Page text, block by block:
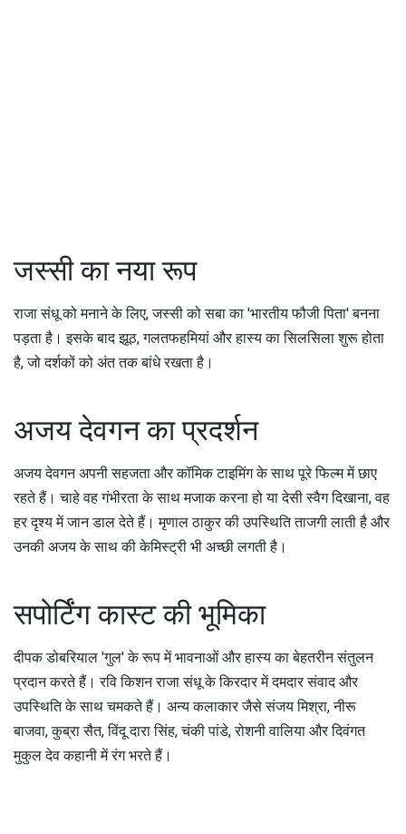
जस्सी का नया रूप
राजा संधू को मनाने के लिए, जस्सी को सबा का 'भारतीय फौजी पिता' बनना
पड़ता है। इसके बाद झूठ, गलतफहमियां और हास्य का सिलसिला शुरू होता
है, जो दर्शकों को अंत तक बांधे रखता है।
अजय देवगन का प्रदर्शन
अजय देवगन अपनी सहजता और कॉमिक टाइमिंग के साथ पूरे फिल्म में छाए
रहते हैं। चाहे वह गंभीरता के साथ मजाक करना हो या देसी स्वैग दिखाना, वह
हर दृश्य में जान डाल देते हैं। मृणाल ठाकुर की उपस्थिति ताजगी लाती है और
उनकी अजय के साथ की केमिस्ट्री भी अच्छी लगती है।
सपोर्टिंग कास्ट की भूमिका
दीपक डोबरियाल 'गुल' के रूप में भावनाओं और हास्य का बेहतरीन संतुलन
प्रदान करते हैं। रवि किशन राजा संधू के किरदार में दमदार संवाद और
उपस्थिति के साथ चमकते हैं। अन्य कलाकार जैसे संजय मिश्रा, नीरू
बाजवा, कुब्रा सैत, विंदू दारा सिंह, चंकी पांडे, रोशनी वालिया और दिवंगत
मुकुल देव कहानी में रंग भरते हैं।